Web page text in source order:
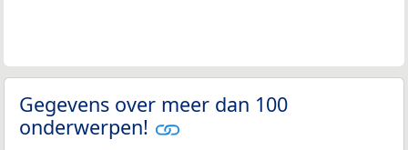
Gegevens over meer dan 100
onderwerpen!